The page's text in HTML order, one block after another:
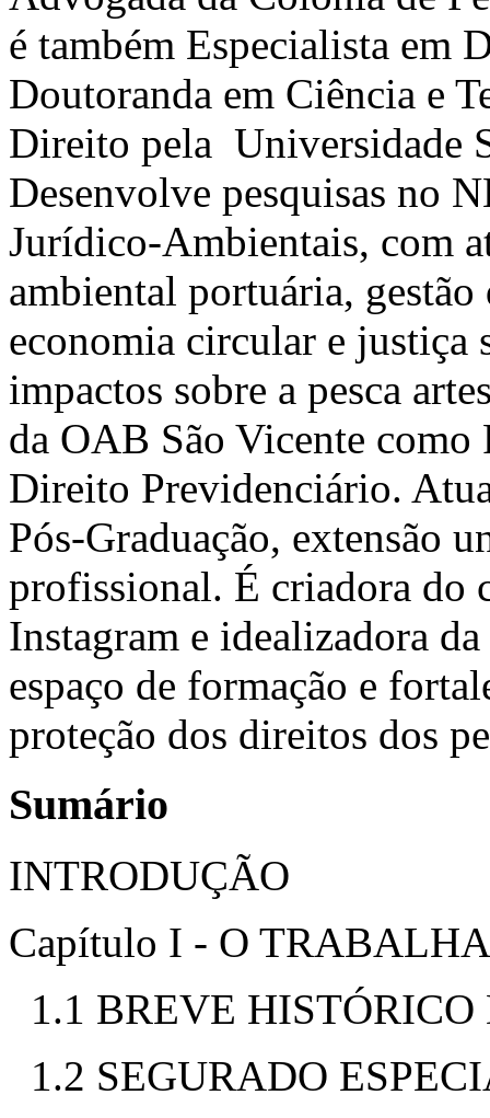
é também Especialista em
Doutoranda em Ciência e
Direito pela Universidade
Desenvolve pesquisas no
Jurídico-Ambientais, com
ambiental portuária, gestão
economia circular e justiça
impactos sobre a pesca
da OAB São Vicente como
Direito Previdenciário.
Pós-Graduação, extensão
profissional. É criadora do
Instagram e idealizadora
espaço de formação e
proteção dos direitos dos
Sumário
INTRODUÇÃO
Capítulo I - O
1.1 BREVE
1.2 SEGURADO